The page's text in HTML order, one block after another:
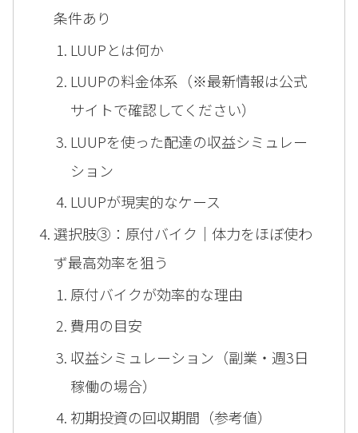
条件あり
LUUPとは何か
LUUPの料金体系（※最新情報は公式
サイトで確認してください）
LUUPを使った配達の収益シミュレー
ション
LUUPが現実的なケース
選択肢③：原付バイク｜体力をほぼ使わ
ず最高効率を狙う
原付バイクが効率的な理由
費用の目安
収益シミュレーション（副業・週3日
稼働の場合）
初期投資の回収期間（参考値）